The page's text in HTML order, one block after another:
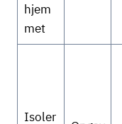
hjem
met
Isoler